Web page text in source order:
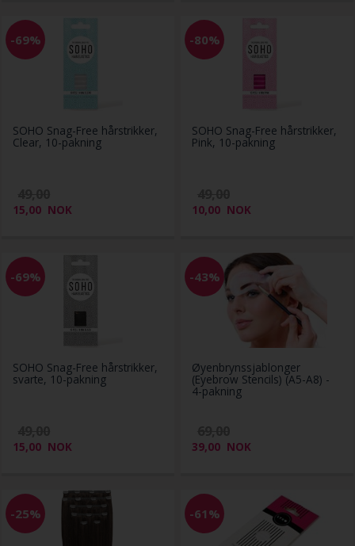
-69%
SOHO Snag-Free hårstrikker,
Clear, 10-pakning
15,00 NOK
-80%
SOHO Snag-Free hårstrikker,
Pink, 10-pakning
10,00 NOK
-69%
SOHO Snag-Free hårstrikker,
svarte, 10-pakning
15,00 NOK
-43%
Øyenbrynssjablonger
(Eyebrow Stencils) (A5-A8) -
4-pakning
39,00 NOK
-25% -61%